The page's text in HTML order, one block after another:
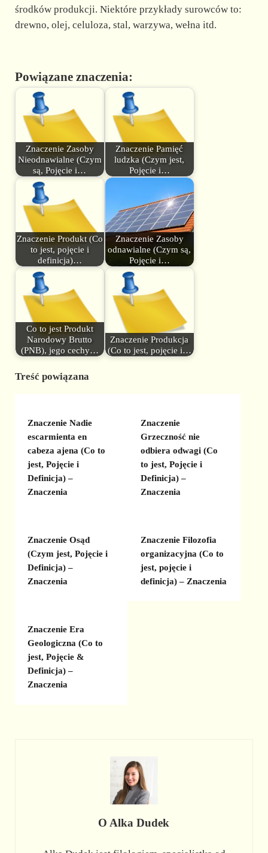
środków produkcji. Niektóre przykłady surowców to:
drewno, olej, celuloza, stal, warzywa, wełna itd.
Powiązane znaczenia:
Znaczenie Zasoby
Nieodnawialne (Czym
są, Pojęcie i…
Znaczenie Pamięć
ludzka (Czym jest,
Pojęcie i…
Znaczenie Produkt (Co
to jest, pojęcie i
definicja)…
Znaczenie Zasoby
odnawialne (Czym są,
Pojęcie i…
Co to jest Produkt
Narodowy Brutto
(PNB), jego cechy…
Znaczenie Produkcja
(Co to jest, pojęcie i…
Treść powiązana
Znaczenie Nadie
escarmienta en
cabeza ajena (Co to
jest, Pojęcie i
Definicja) –
Znaczenia
Znaczenie
Grzeczność nie
odbiera odwagi (Co
to jest, Pojęcie i
Definicja) –
Znaczenia
Znaczenie Osąd
(Czym jest, Pojęcie i
Definicja) –
Znaczenia
Znaczenie Filozofia
organizacyjna (Co to
jest, pojęcie i
definicja) – Znaczenia
Znaczenie Era
Geologiczna (Co to
jest, Pojęcie &
Definicja) –
Znaczenia
O Alka Dudek